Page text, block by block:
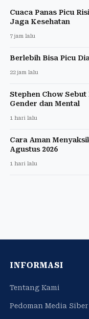
Cuaca Panas Picu
Jaga Kesehatan
7 jam lalu
Berlebih Bisa Picu
22 jam lalu
Stephen Chow
Gender dan Mental
1 hari lalu
Cara Aman
Agustus 2026
1 hari lalu
INFORMASI
Tentang Kami
Pedoman Media Siber